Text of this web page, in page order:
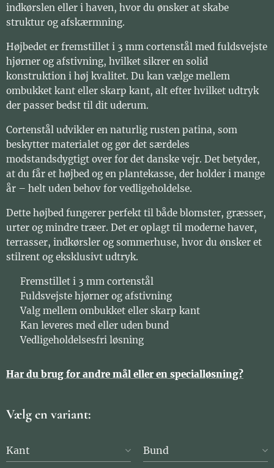
indkørslen eller i haven, hvor du ønsker at skabe
struktur og afskærmning.
Højbedet er fremstillet i 3 mm cortenstål med fuldsvejste
hjørner og afstivning, hvilket sikrer en solid
konstruktion i høj kvalitet. Du kan vælge mellem
ombukket kant eller skarp kant, alt efter hvilket udtryk
der passer bedst til dit uderum.
Cortenstål udvikler en naturlig rusten patina, som
beskytter materialet og gør det særdeles
modstandsdygtigt over for det danske vejr. Det betyder,
at du får et højbed og en plantekasse, der holder i mange
år – helt uden behov for vedligeholdelse.
Dette højbed fungerer perfekt til både blomster, græsser,
urter og mindre træer. Det er oplagt til moderne haver,
terrasser, indkørsler og sommerhuse, hvor du ønsker et
stilrent og eksklusivt udtryk.
✔️ Fremstillet i 3 mm cortenstål
✔️ Fuldsvejste hjørner og afstivning
✔️ Valg mellem ombukket eller skarp kant
✔️ Kan leveres med eller uden bund
✔️ Vedligeholdelsesfri løsning
Har du brug for andre mål eller en specialløsning?
Vælg en variant:
Kant Bund